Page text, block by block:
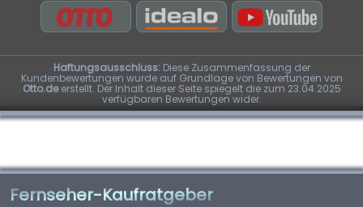
Haftungsausschluss:Diese Zusammenfassung der
Kundenbewertungen wurde auf Grundlage von Bewertungen von
Otto.deerstellt. Der Inhalt dieser Seite spiegelt die zum 23.04.2025
verfügbaren Bewertungen wider.
Fernseher-Kaufratgeber